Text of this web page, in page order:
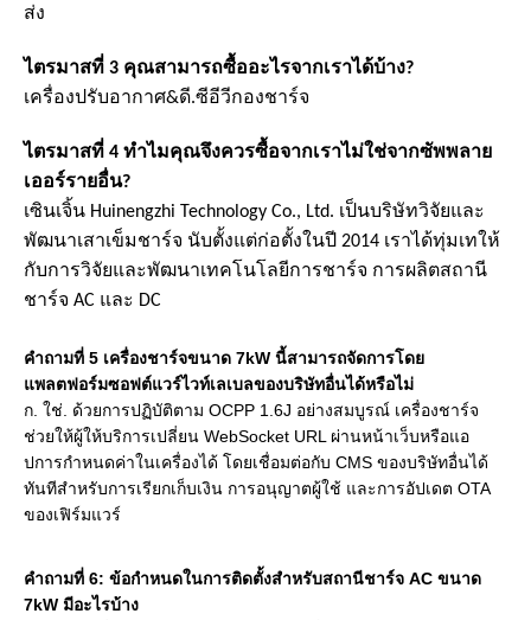
ส่ง
ไตรมาสที่ 3 คุณสามารถซื้ออะไรจากเราได้บ้าง?
เครื่องปรับอากาศ&ดี.ซีอีวีกองชาร์จ
ไตรมาสที่ 4 ทำไมคุณจึงควรซื้อจากเราไม่ใช่จากซัพพลาย
เออร์รายอื่น?
เซินเจิ้น Huinengzhi Technology Co., Ltd. เป็นบริษัทวิจัยและ
พัฒนาเสาเข็มชาร์จ นับตั้งแต่ก่อตั้งในปี 2014 เราได้ทุ่มเทให้
กับการวิจัยและพัฒนาเทคโนโลยีการชาร์จ การผลิตสถานี
ชาร์จ AC และ DC
คำถามที่ 5 เครื่องชาร์จขนาด 7kW นี้สามารถจัดการโดย
แพลตฟอร์มซอฟต์แวร์ไวท์เลเบลของบริษัทอื่นได้หรือไม่
ก. ใช่. ด้วยการปฏิบัติตาม OCPP 1.6J อย่างสมบูรณ์ เครื่องชาร์จ
ช่วยให้ผู้ให้บริการเปลี่ยน WebSocket URL ผ่านหน้าเว็บหรือแอ
ปการกำหนดค่าในเครื่องได้ โดยเชื่อมต่อกับ CMS ของบริษัทอื่นได้
ทันทีสำหรับการเรียกเก็บเงิน การอนุญาตผู้ใช้ และการอัปเดต OTA
ของเฟิร์มแวร์
คำถามที่ 6: ข้อกำหนดในการติดตั้งสำหรับสถานีชาร์จ AC ขนาด
7kW มีอะไรบ้าง